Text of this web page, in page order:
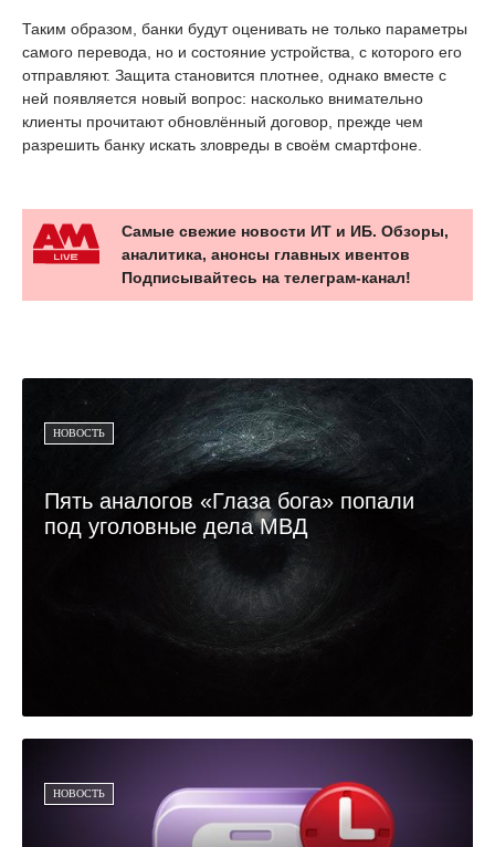
Таким образом, банки будут оценивать не только параметры
самого перевода, но и состояние устройства, с которого его
отправляют. Защита становится плотнее, однако вместе с
ней появляется новый вопрос: насколько внимательно
клиенты прочитают обновлённый договор, прежде чем
разрешить банку искать зловреды в своём смартфоне.
Самые свежие новости ИТ и ИБ. Обзоры,
аналитика, анонсы главных ивентов
Подписывайтесь на телеграм-канал!
НОВОСТЬ
Пять аналогов «Глаза бога» попали
под уголовные дела МВД
НОВОСТЬ